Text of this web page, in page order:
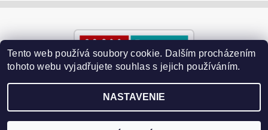
2026 ©Paralyzery-vychytavky.cz, všetky práva vyhradené
Tento web používá soubory cookie. Dalším procházením
tohoto webu vyjadřujete souhlas s jejich používáním.
NASTAVENIE